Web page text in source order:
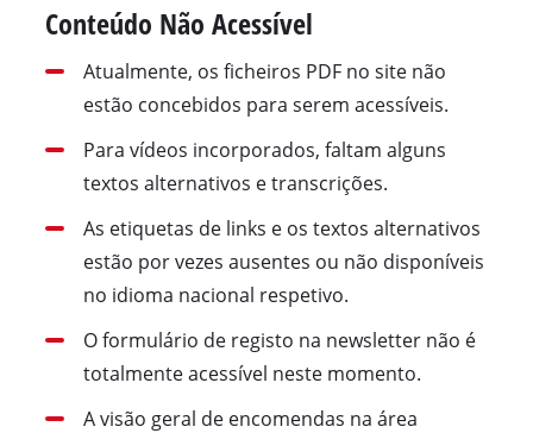
Conteúdo Não Acessível
Atualmente, os ficheiros PDF no site não
estão concebidos para serem acessíveis.
Para vídeos incorporados, faltam alguns
textos alternativos e transcrições.
As etiquetas de links e os textos alternativos
estão por vezes ausentes ou não disponíveis
no idioma nacional respetivo.
O formulário de registo na newsletter não é
totalmente acessível neste momento.
A visão geral de encomendas na área